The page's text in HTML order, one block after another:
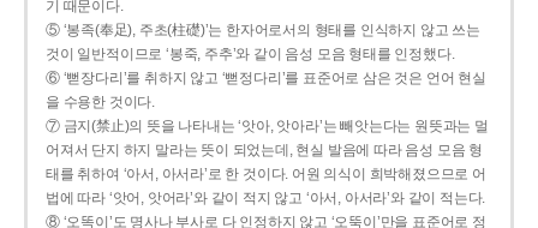
기 때문이다.
⑤ ‘봉족(奉足), 주초(柱礎)’는 한자어로서의 형태를 인식하지 않고 쓰는
것이 일반적이므로 ‘봉죽, 주추’와 같이 음성 모음 형태를 인정했다.
⑥ ‘뻗장다리’를 취하지 않고 ‘뻗정다리’를 표준어로 삼은 것은 언어 현실
을 수용한 것이다.
⑦ 금지(禁止)의 뜻을 나타내는 ‘앗아, 앗아라’는 빼앗는다는 원뜻과는 멀
어져서 단지 하지 말라는 뜻이 되었는데, 현실 발음에 따라 음성 모음 형
태를 취하여 ‘아서, 아서라’로 한 것이다. 어원 의식이 희박해졌으므로 어
법에 따라 ‘앗어, 앗어라’와 같이 적지 않고 ‘아서, 아서라’와 같이 적는다.
⑧ ‘오똑이’도 명사나 부사로 다 인정하지 않고 ‘오뚝이’만을 표준어로 정